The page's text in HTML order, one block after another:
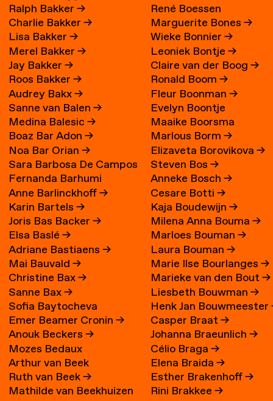
Ralph Bakker→
Charlie Bakker→
Lisa Bakker→
Merel Bakker→
Jay Bakker→
Roos Bakker→
Audrey Bakx→
Sanne van Balen→
Medina Balesic→
Boaz Bar Adon→
Noa Bar Orian→
Sara Barbosa De Campos
→
Fernanda Barhumi
Martínez
Anne Barlinckhoff→
Karin Bartels→
Joris Bas Backer→
Elsa Baslé→
Adriane Bastiaens→
Mai Bauvald→
Christine Bax→
Sanne Bax→
Sofia Baytocheva
Iordanova
Emer Beamer Cronin→
Anouk Beckers→
Mozes Bedaux
Arthur van Beek
Ruth van Beek→
Mathilde van Beekhuizen
René Boessen
Marguerite Bones→
Wieke Bonnier→
Leoniek Bontje→
Claire van der Boog→
Ronald Boom→
Fleur Boonman→
Evelyn Boontje
Maaike Boorsma
Marlous Borm→
Elizaveta Borovikova→
Steven Bos→
Anneke Bosch→
Cesare Botti→
Kaja Boudewijn→
Milena Anna Bouma→
Marloes Bouman→
Laura Bouman→
Marie Ilse Bourlanges→
Marieke van den Bout→
Liesbeth Bouwman→
Henk Jan Bouwmeester
Casper Braat→
Johanna Braeunlich→
Célio Braga→
Elena Braida→
Esther Brakenhoff→
Rini Brakkee→